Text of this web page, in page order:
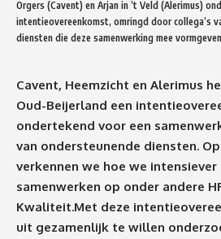
Orgers (Cavent) en Arjan in ’t Veld (Alerimus)
intentieovereenkomst, omringd door collega’s
diensten die deze samenwerking mee
Cavent, Heemzicht en Alerimus
Oud-Beijerland een
ondertekend voor een
van ondersteunende diensten.
verkennen we hoe we intensiever
samenwerken op onder andere
Kwaliteit.Met deze
uit gezamenlijk te willen